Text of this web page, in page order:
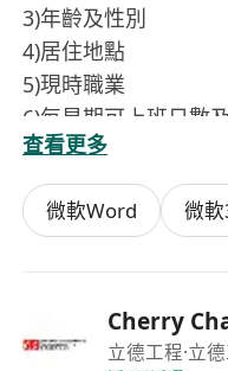
3)年齡及性別
4)居住地點
5)現時職業
6)每星期可上班日數
7)可上班日期
歡迎查詢! 請致電
(Cherry)
(申請人提供之資料
查看更多
微軟Word 微
Cherry
立德工程·立